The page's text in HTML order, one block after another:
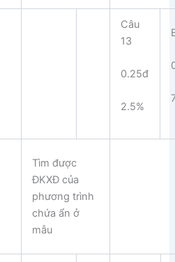
Câu
13
0.25đ
2.5%
Tìm được
ĐKXĐ của
phương trình
chứa ẩn ở
mẫu